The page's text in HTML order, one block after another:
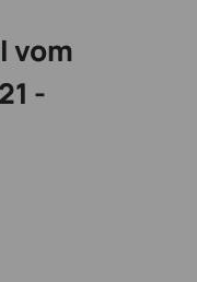
vom
-